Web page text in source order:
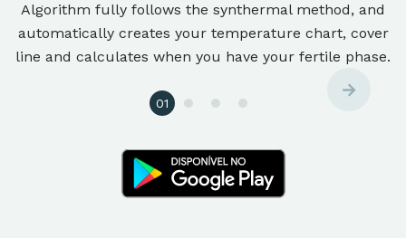
Algorithm fully follows the synthermal method, and
automatically creates your temperature chart, cover
line and calculates when you have your fertile phase.
01